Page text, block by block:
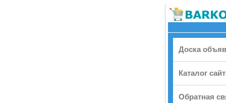
Доска
Каталог
Обратная